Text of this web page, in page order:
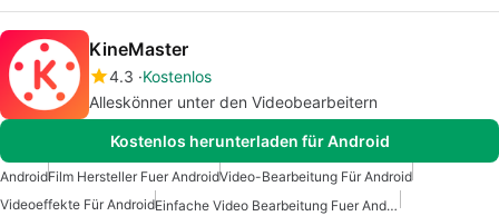
KineMaster
4.3 Kostenlos
Alleskönner unter den Videobearbeitern
Kostenlos herunterladen für Android
AndroidFilm Hersteller Fuer AndroidVideo-Bearbeitung Für Android
Videoeffekte Für Android
Einfache Video Bearbeitung Fuer Android